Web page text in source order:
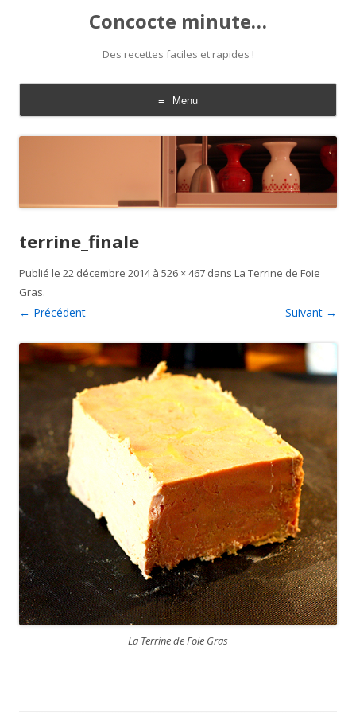
Concocte minute…
Des recettes faciles et rapides !
Menu
Aller
au
terrine_finale
Publié le 22 décembre 2014à 526 × 467 dans La Terrine de Foie
Gras.
← Précédent Suivant →
La Terrine de Foie Gras